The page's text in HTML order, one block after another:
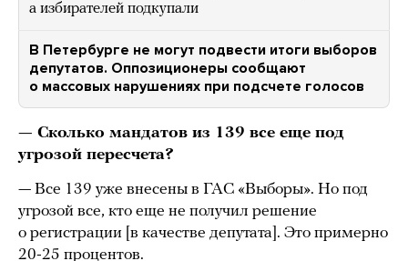
а избирателей подкупали
В Петербурге не могут подвести итоги выборов
депутатов. Оппозиционеры сообщают
о массовых нарушениях при подсчете голосов
— Сколько мандатов из 139 все еще под
угрозой пересчета?
— Все 139 уже внесены в ГАС «Выборы». Но под
угрозой все, кто еще не получил решение
о регистрации [в качестве депутата]. Это примерно
20-25 процентов.